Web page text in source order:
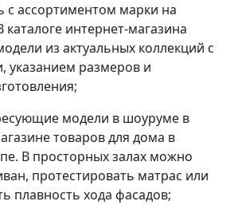
с ассортиментом марки на
интернет-магазина
из актуальных коллекций с
указанием размеров и
модели в шоуруме в
товаров для дома в
В просторных залах можно
протестировать матрас или
плавность хода фасадов;